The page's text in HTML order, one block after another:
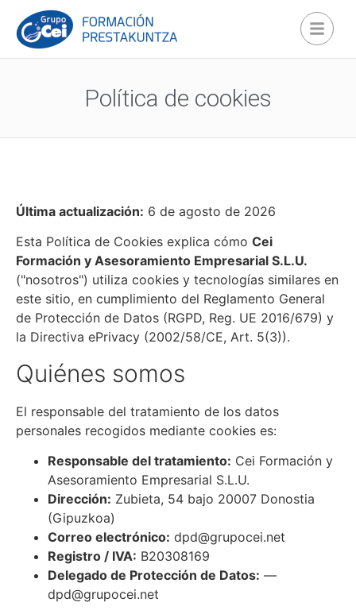
Política de cookies
Última actualización: 6 de agosto de 2026
Esta Política de Cookies explica cómo Cei
Formación y Asesoramiento Empresarial S.L.U.
("nosotros") utiliza cookies y tecnologías similares en
este sitio, en cumplimiento del Reglamento General
de Protección de Datos (RGPD, Reg. UE 2016/679) y
la Directiva ePrivacy (2002/58/CE, Art. 5(3)).
Quiénes somos
El responsable del tratamiento de los datos
personales recogidos mediante cookies es:
Responsable del tratamiento: Cei Formación y
Asesoramiento Empresarial S.L.U.
Dirección: Zubieta, 54 bajo 20007 Donostia
(Gipuzkoa)
Correo electrónico: dpd@grupocei.net
Registro / IVA: B20308169
Delegado de Protección de Datos: —
dpd@grupocei.net